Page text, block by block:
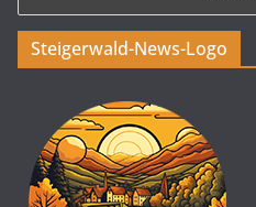
Steigerwald-News-Logo